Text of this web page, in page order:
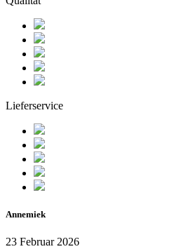
Lieferservice
Annemiek
23 Februar 2026